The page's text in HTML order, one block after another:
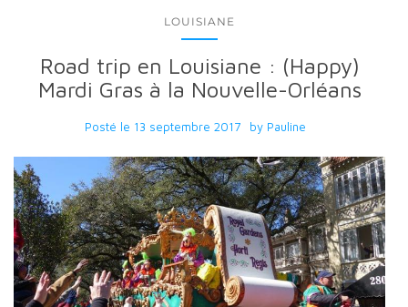
LOUISIANE
Road trip en Louisiane : (Happy)
Mardi Gras à la Nouvelle-Orléans
Posté le 13 septembre 2017 by Pauline